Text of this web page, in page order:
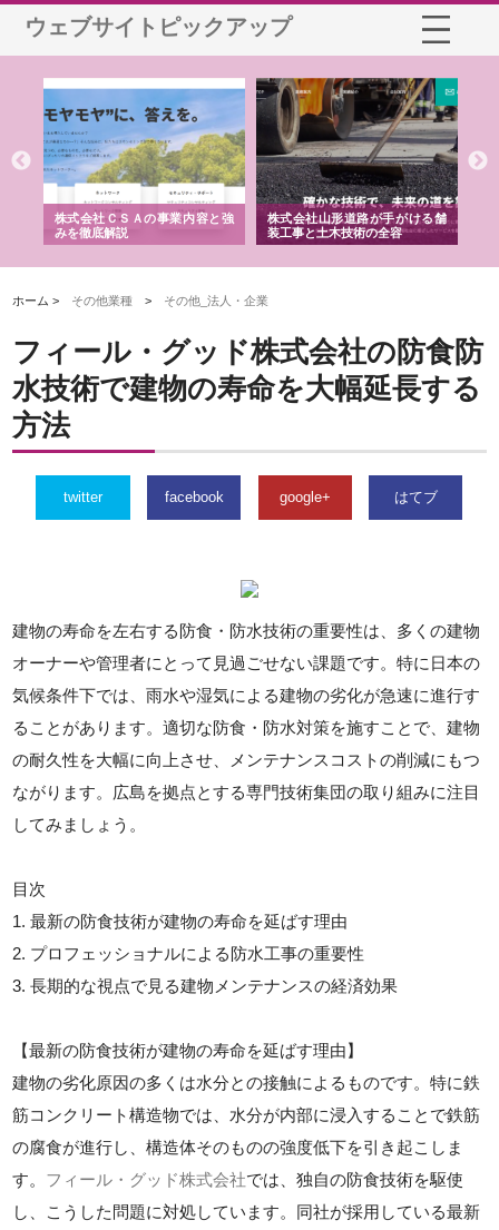
ウェブサイトピックアップ
株式会社ＣＳＡの事業内容と強
みを徹底解説
株式会社山形道路が手がける舗
装工事と土木技術の全容
ホーム > その他業種 > その他_法人・企業
フィール・グッド株式会社の防食防
水技術で建物の寿命を大幅延長する
方法
twitter facebook google+ はてブ
建物の寿命を左右する防食・防水技術の重要性は、多くの建物
オーナーや管理者にとって見過ごせない課題です。特に日本の
気候条件下では、雨水や湿気による建物の劣化が急速に進行す
ることがあります。適切な防食・防水対策を施すことで、建物
の耐久性を大幅に向上させ、メンテナンスコストの削減にもつ
ながります。広島を拠点とする専門技術集団の取り組みに注目
してみましょう。
目次
1. 最新の防食技術が建物の寿命を延ばす理由
2. プロフェッショナルによる防水工事の重要性
3. 長期的な視点で見る建物メンテナンスの経済効果
【最新の防食技術が建物の寿命を延ばす理由】
建物の劣化原因の多くは水分との接触によるものです。特に鉄
筋コンクリート構造物では、水分が内部に浸入することで鉄筋
の腐食が進行し、構造体そのものの強度低下を引き起こしま
す。 フィール・グッド株式会社では、独自の防食技術を駆使
し、こうした問題に対処しています。同社が採用している最新